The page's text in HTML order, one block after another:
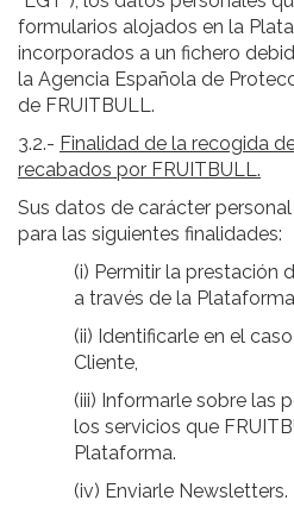
formularios alojados en la
incorporados a un fichero
la Agencia Española de
de FRUITBULL.
3.2.- Finalidad de la recogida
recabados por FRUITBULL .
Sus datos de carácter
para las siguientes finalidades:
(i) Permitir la prestación
a través de la Plataforma,
(ii) Identificarle en el
Cliente,
(iii) Informarle sobre las
los servicios que
Plataforma.
(iv) Enviarle Newsletters.